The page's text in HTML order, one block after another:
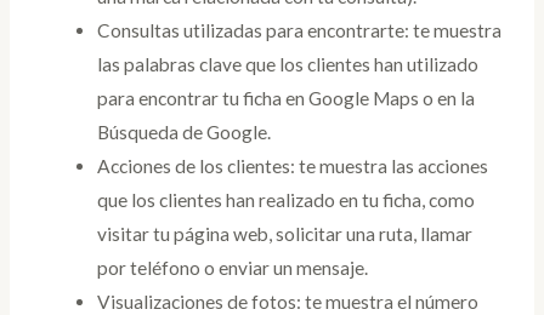
Consultas utilizadas para encontrarte: te muestra
las palabras clave que los clientes han utilizado
para encontrar tu ficha en Google Maps o en la
Búsqueda de Google.
Acciones de los clientes: te muestra las acciones
que los clientes han realizado en tu ficha, como
visitar tu página web, solicitar una ruta, llamar
por teléfono o enviar un mensaje.
Visualizaciones de fotos: te muestra el número